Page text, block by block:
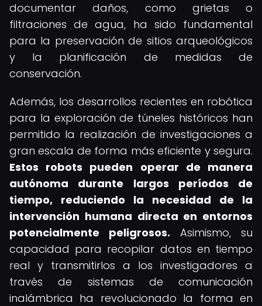
documentar daños, como grietas o
filtraciones de agua, ha sido fundamental
para la preservación de sitios arqueológicos
y la planificación de medidas de
conservación.
Además, los desarrollos recientes en robótica
para la exploración de túneles históricos han
permitido la realización de investigaciones a
gran escala de forma más eficiente y segura.
Estos robots pueden operar de manera
autónoma durante largos períodos de
tiempo, reduciendo la necesidad de la
intervención humana directa en entornos
potencialmente peligrosos. Asimismo, su
capacidad para recopilar datos en tiempo
real y transmitirlos a los investigadores a
través de sistemas de comunicación
inalámbrica ha revolucionado la forma en